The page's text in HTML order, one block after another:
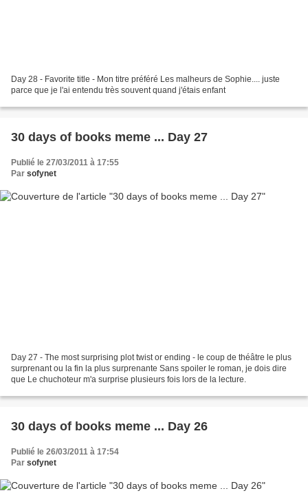
Day 28 - Favorite title - Mon titre préféré Les malheurs de Sophie.... juste
parce que je l'ai entendu très souvent quand j'étais enfant
30 days of books meme ... Day 27
Publié le 27/03/2011 à 17:55
Par sofynet
Day 27 - The most surprising plot twist or ending - le coup de théâtre le plus
surprenant ou la fin la plus surprenante Sans spoiler le roman, je dois dire
que Le chuchoteur m'a surprise plusieurs fois lors de la lecture.
30 days of books meme ... Day 26
Publié le 26/03/2011 à 17:54
Par sofynet